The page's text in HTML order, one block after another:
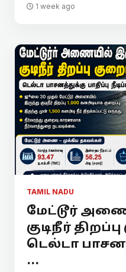
1 week ago
TAMIL NADU
மேட்டூர்
குடிநீர்
டெல்டா
...